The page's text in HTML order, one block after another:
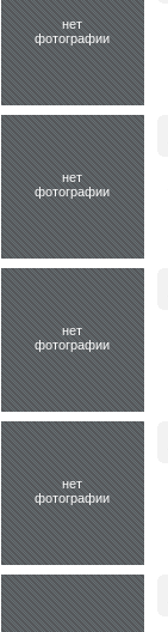
нет
фотографии
нет
фотографии
нет
фотографии
нет
фотографии